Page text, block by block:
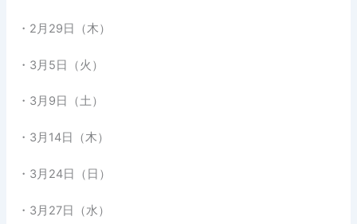
・2月29日（木）
・3月5日（火）
・3月9日（土）
・3月14日（木）
・3月24日（日）
・3月27日（水）